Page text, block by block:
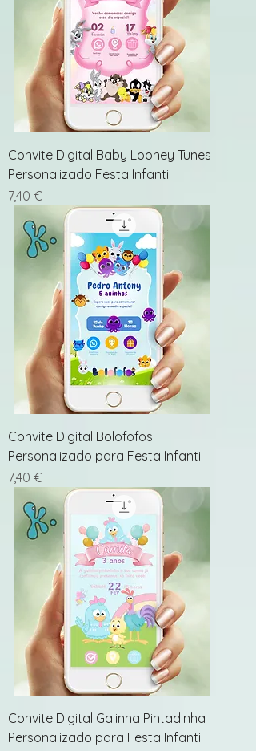
Convite Digital Baby Looney Tunes
Personalizado Festa Infantil
Preço
7,40 €
Convite Digital Bolofofos
Personalizado para Festa Infantil
Preço
7,40 €
Convite Digital Galinha Pintadinha
Personalizado para Festa Infantil